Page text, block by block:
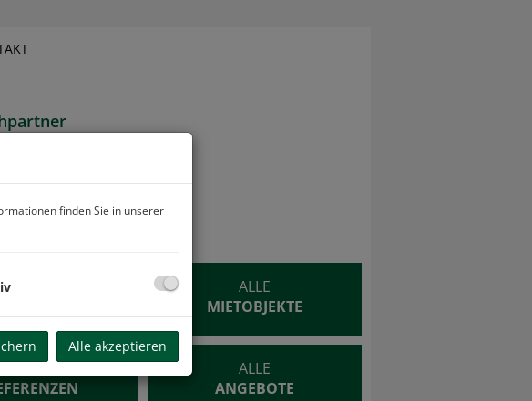
ALLE
MIETOBJEKTE
OBJEKT
ALLE
ANGEBOTE
finden Sie in unserer
Alle akzeptieren